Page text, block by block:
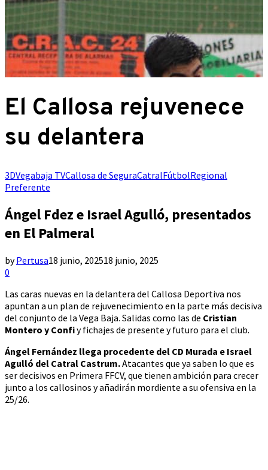
El Callosa rejuvenece
su delantera
3DVegabaja TVCallosa de SeguraCatralFútbolRegional
Preferente
Ángel Fdez e Israel Agulló, presentados
en El Palmeral
byPertusa18 junio, 202518 junio, 2025
0
Las caras nuevas en la delantera del Callosa Deportiva nos
apuntan a un plan de rejuvenecimiento en la parte más decisiva
del conjunto de la Vega Baja. Salidas como las de Cristian
Montero y Confiy fichajes de presente y futuro para el club.
Ángel Fernández llega procedente del CD Murada e Israel
Agulló del Catral Castrum.Atacantes que ya saben lo que es
ser decisivos en Primera FFCV, que tienen ambición para crecer
junto a los callosinos y añadirán mordiente a su ofensiva en la
25/26.